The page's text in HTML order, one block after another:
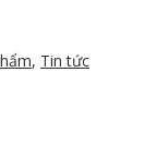
, Tin tức